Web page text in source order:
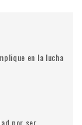
en la lucha
por ser